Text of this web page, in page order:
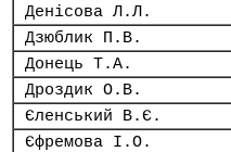
Денісова Л.Л.
Дзюблик П.В.
Донець Т.А.
Дроздик О.В.
Єленський В.Є.
Єфремова І.О.